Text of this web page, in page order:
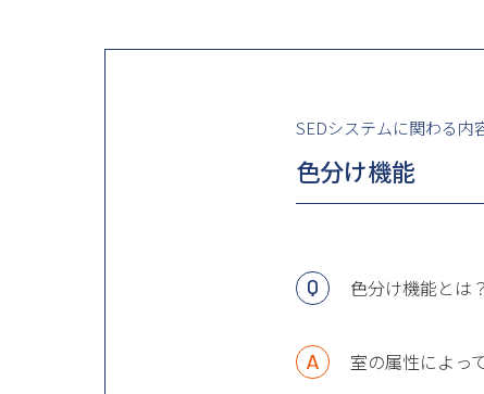
SEDシステムに関わる内
色分け機能
色分け機能とは？
室の属性によっ